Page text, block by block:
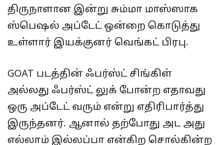
திருநாளான இன்று சும்மா மாஸ்ஸாக
ஸ்பெஷல் அப்டேட் ஒன்றை கொடுத்து
உள்ளார் இயக்குனர் வெங்கட் பிரபு.
GOAT படத்தின் ஃபர்ஸ்ட் சிங்கிள்
அல்லது ஃபர்ஸ்ட் லுக் போன்ற எதாவது
ஒரு அப்டேட் வரும் என்று எதிரிபார்த்து
இருந்தனர். ஆனால் தற்போது அட அது
எல்லாம் இல்லப்பா என்கிற சொல்கின்ற